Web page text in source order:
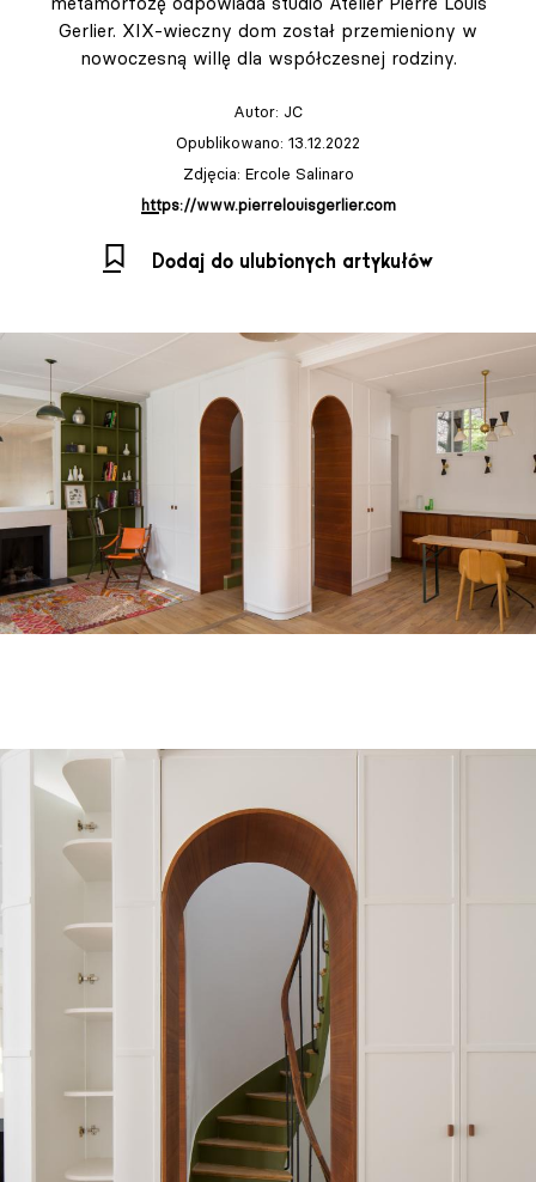
Gerlier. XIX-wieczny dom został przemieniony w
nowoczesną willę dla współczesnej rodziny.
Autor: JC
Opublikowano: 13.12.2022
Zdjęcia: Ercole Salinaro
https://www.pierrelouisgerlier.com
Dodaj do ulubionych artykułów